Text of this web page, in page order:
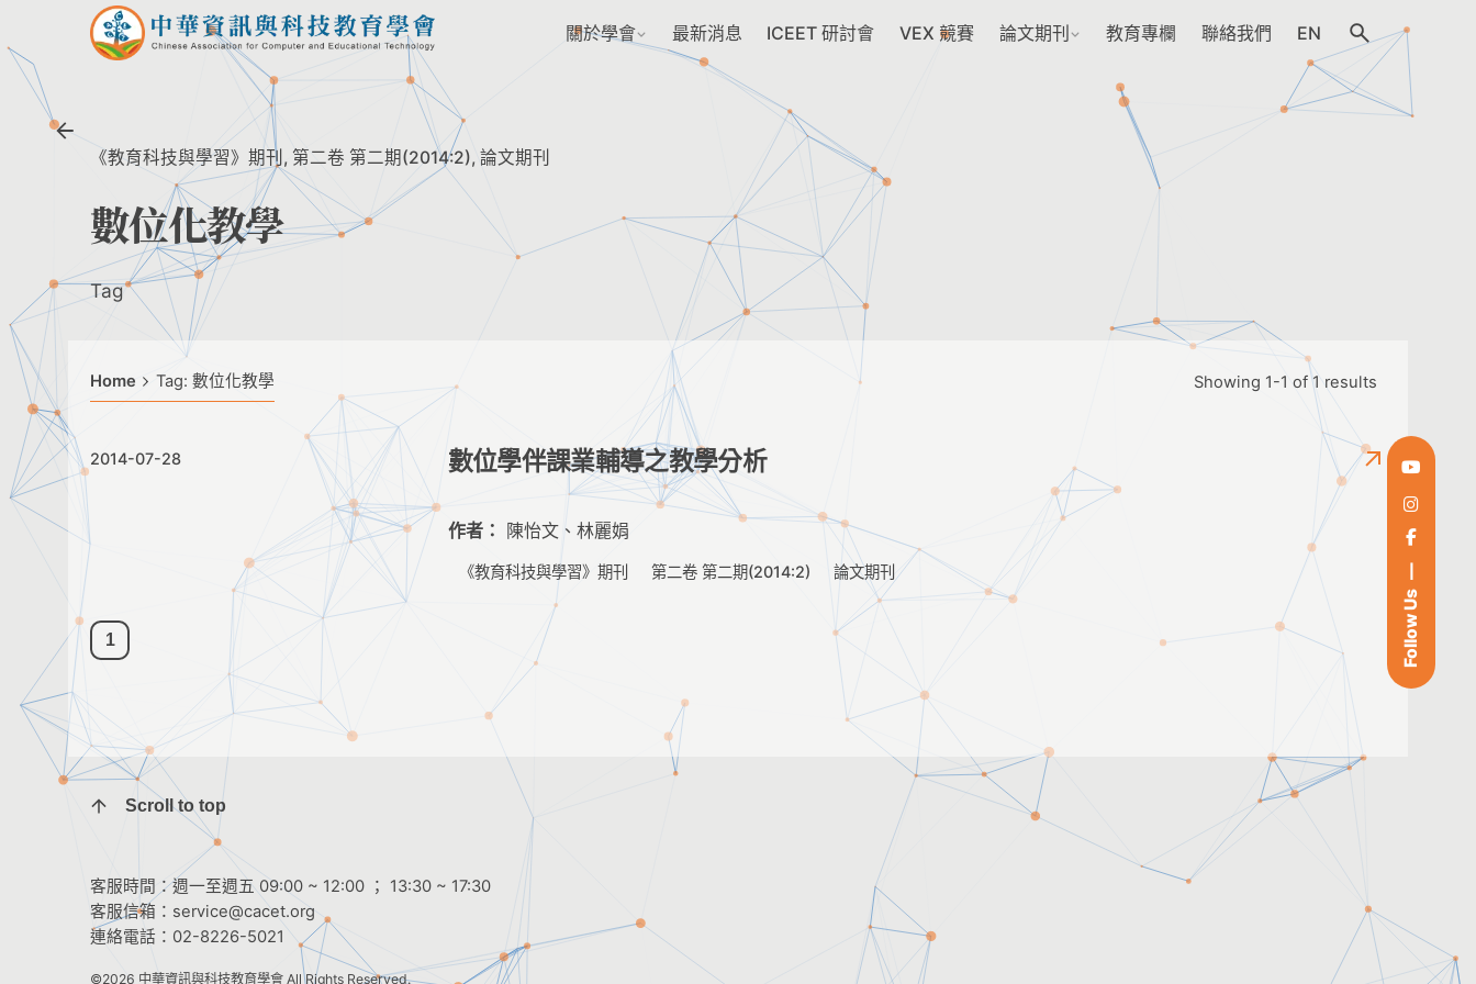
Follow Us
to
content
關於學會 最新消息 ICEET 研討會 VEX 競賽 論文期刊 教育專欄 聯絡我們 EN
《教育科技與學習》期刊 第二卷 第二期(2014:2) 論文期刊
數位化教學
Tag
Home Tag: 數位化教學 Showing 1-1 of 1 results
2014-07-28 數位學伴課業輔導之教學分析
作者： 陳怡文、林麗娟
《教育科技與學習》期刊 第二卷 第二期(2014:2) 論文期刊
1
Scroll to top
客服時間：週一至週五 09:00 ~ 12:00 ； 13:30 ~ 17:30
客服信箱： service@cacet.org
連絡電話： 02-8226-5021
©2026 中華資訊與科技教育學會 All Rights Reserved.